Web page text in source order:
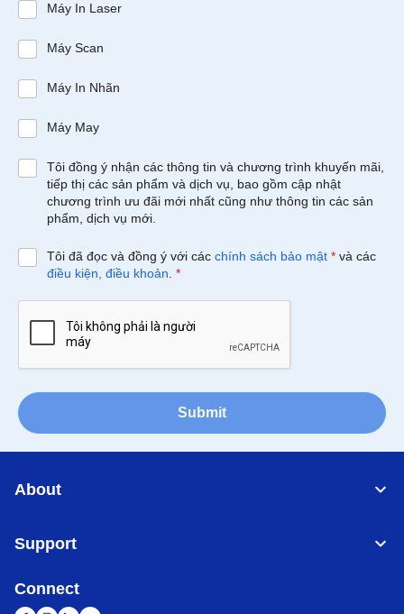
Máy In Laser
Máy Scan
Máy In Nhãn
Máy May
Tôi đồng ý nhận các thông tin và chương trình khuyến mãi,
tiếp thị các sản phẩm và dịch vụ, bao gồm cập nhật
chương trình ưu đãi mới nhất cũng như thông tin các sản
phẩm, dịch vụ mới.
Tôi đã đọc và đồng ý với các chính sách bảo mật * và các
điều kiện, điều khoản. *
Submit
About
Support
Connect